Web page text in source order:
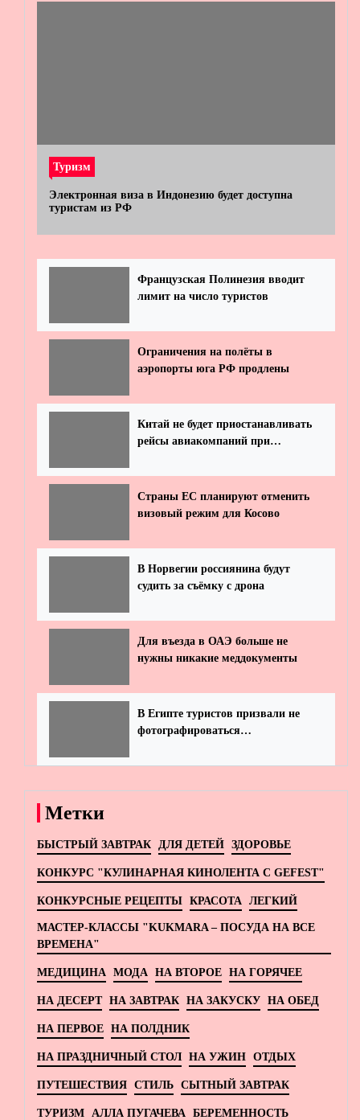
Туризм
Электронная виза в Индонезию будет доступна
туристам из РФ
Французская Полинезия вводит
лимит на число туристов
Ограничения на полёты в
аэропорты юга РФ продлены
Китай не будет приостанавливать
рейсы авиакомпаний при
Страны ЕС планируют отменить
визовый режим для Косово
В Норвегии россиянина будут
судить за съёмку с дрона
Для въезда в ОАЭ больше не
нужны никакие меддокументы
В Египте туристов призвали не
фотографироваться
Метки
БЫСТРЫЙ ЗАВТРАК ДЛЯ ДЕТЕЙ ЗДОРОВЬЕ
КОНКУРС "КУЛИНАРНАЯ КИНОЛЕНТА С GEFEST"
КОНКУРСНЫЕ РЕЦЕПТЫ КРАСОТА ЛЕГКИЙ
МАСТЕР-КЛАССЫ "KUKMARA – ПОСУДА НА ВСЕ
ВРЕМЕНА"
МЕДИЦИНА МОДА НА ВТОРОЕ НА ГОРЯЧЕЕ
НА ДЕСЕРТ НА ЗАВТРАК НА ЗАКУСКУ НА ОБЕД
НА ПЕРВОЕ НА ПОЛДНИК
НА ПРАЗДНИЧНЫЙ СТОЛ НА УЖИН ОТДЫХ
ПУТЕШЕСТВИЯ СТИЛЬ СЫТНЫЙ ЗАВТРАК
ТУРИЗМ АЛЛА ПУГАЧЕВА БЕРЕМЕННОСТЬ